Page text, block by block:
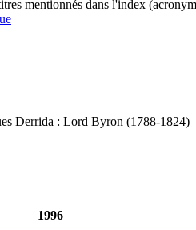
mentionnés dans l'index
Derrida : Lord Byron (1788-1824)
1996